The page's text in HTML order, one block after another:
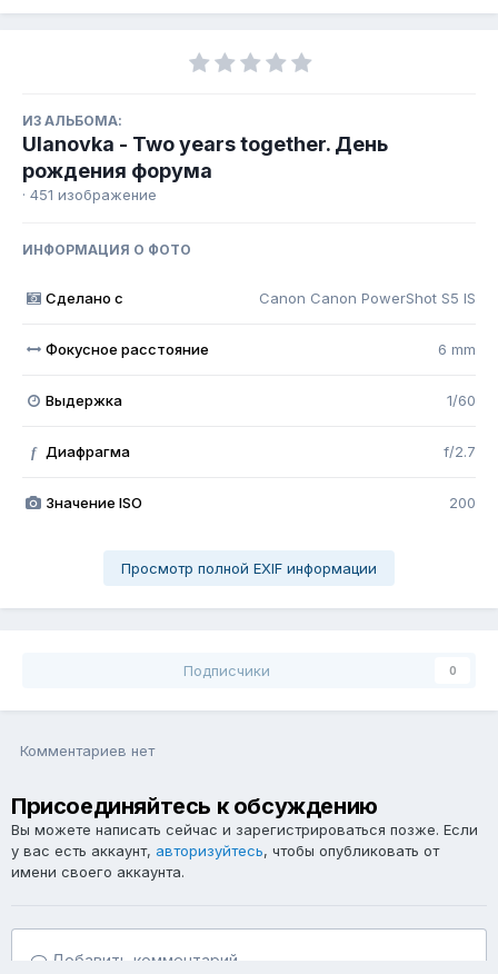
ИЗ АЛЬБОМА:
Ulanovka - Two years together. День
рождения форума
· 451 изображение
ИНФОРМАЦИЯ О ФОТО
Сделано с Canon Canon PowerShot S5 IS
Фокусное расстояние 6 mm
Выдержка 1/60
f Диафрагма f/2.7
Значение ISO 200
Просмотр полной EXIF информации
Подписчики 0
Комментариев нет
Присоединяйтесь к обсуждению
Вы можете написать сейчас и зарегистрироваться позже. Если
у вас есть аккаунт, авторизуйтесь, чтобы опубликовать от
имени своего аккаунта.
Добавить комментарий...